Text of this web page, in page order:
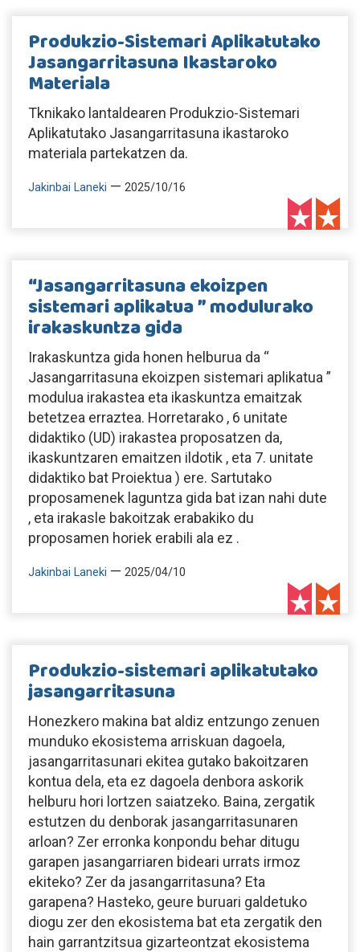
Produkzio-Sistemari Aplikatutako
Jasangarritasuna Ikastaroko
Materiala
Tknikako lantaldearen Produkzio-Sistemari
Aplikatutako Jasangarritasuna ikastaroko
materiala partekatzen da.
Jakinbai Laneki — 2025/10/16
“Jasangarritasuna ekoizpen
sistemari aplikatua ” modulurako
irakaskuntza gida
Irakaskuntza gida honen helburua da “
Jasangarritasuna ekoizpen sistemari aplikatua ”
modulua irakastea eta ikaskuntza emaitzak
betetzea erraztea. Horretarako , 6 unitate
didaktiko (UD) irakastea proposatzen da,
ikaskuntzaren emaitzen ildotik , eta 7. unitate
didaktiko bat Proiektua ) ere. Sartutako
proposamenek laguntza gida bat izan nahi dute
, eta irakasle bakoitzak erabakiko du
proposamen horiek erabili ala ez .
Jakinbai Laneki — 2025/04/10
Produkzio-sistemari aplikatutako
jasangarritasuna
Honezkero makina bat aldiz entzungo zenuen
munduko ekosistema arriskuan dagoela,
jasangarritasunari ekitea gutako bakoitzaren
kontua dela, eta ez dagoela denbora askorik
helburu hori lortzen saiatzeko. Baina, zergatik
estutzen du denborak jasangarritasunaren
arloan? Zer erronka konpondu behar ditugu
garapen jasangarriaren bideari urrats irmoz
ekiteko? Zer da jasangarritasuna? Eta
garapena? Hasteko, geure buruari galdetuko
diogu zer den ekosistema bat eta zergatik den
hain garrantzitsua gizarteontzat ekosistema